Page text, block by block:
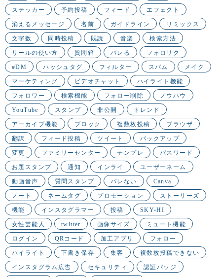
ステッカー 予約投稿 フィード エフェクト
消えるメッセージ 名前 ガイドライン リミックス
文字数 同時投稿 既読 音楽 検索方法
リールの使い方 質問箱 バレる フォロリク
#DM ハッシュタグ フィルター スパム メイク
マーケティング ビデオチャット ハイライト機能
フォロワー 検索機能 フォロー削除 ノウハウ
YouTube スタンプ 非公開 トレンド
アーカイブ機能 ブロック 複数枚投稿 ブラウザ
翻訳 フィード投稿 ツイート バックアップ
変更 ファミリーセンター テンプレ パスワード
お題スタンプ 通知 インライ ユーザーネーム
動画音声 質問スタンプ バレない Canva
ノート ネームタグ プロモーション ストーリーズ
機能 インスタグラマー 投稿 SKY-HI
女性芸能人 twitter 画像サイズ ミュート機能
ログイン QRコード 加工アプリ フォロー
ハイライト 下書き保存 集客 複数枚投稿できない
インスタグラム広告 セキュリティ 認証バッジ